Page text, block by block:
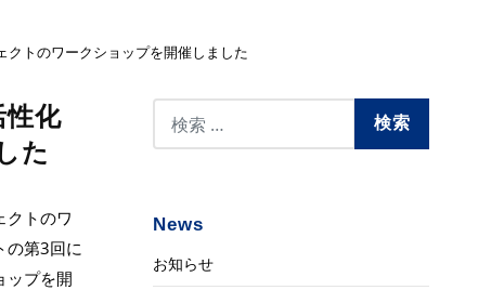
トのワークショップを開催しました
性化
た
クトのワ
の第3回に
ップを開
News
お知らせ